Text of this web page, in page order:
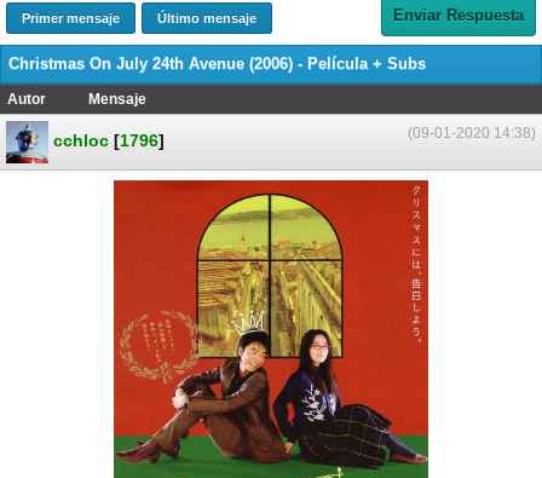
Primer mensaje Último mensaje Enviar Respuesta
Christmas On July 24th Avenue (2006) - Película + Subs
Autor
Mensaje
(09-01-2020 14:38)
cchloc [1796]